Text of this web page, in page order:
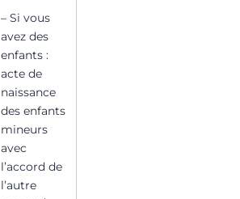
– Si vous
avez des
enfants :
acte de
naissance
des enfants
mineurs
avec
l’accord de
l’autre